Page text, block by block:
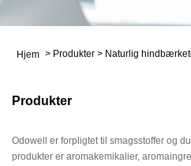
Hjem > Produkter > Naturlig
Produkter
Odowell er forpligtet til smagsstoffer og
produkter er aromakemikalier,